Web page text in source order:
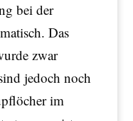
bei der
Das
zwar
jedoch noch
im